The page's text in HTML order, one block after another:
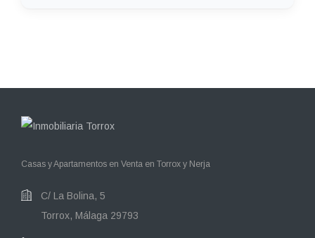
Casas y Apartamentos en Venta en Torrox y Nerja
C/ La Bolina, 5
Torrox, Málaga 29793